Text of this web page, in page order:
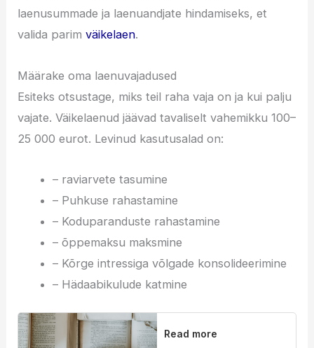
laenusummade ja laenuandjate hindamiseks, et
valida parimväikelaen.
Määrake oma laenuvajadused
Esiteks otsustage, miks teil raha vaja on ja kui palju
vajate. Väikelaenud jäävad tavaliselt vahemikku 100–
25 000 eurot. Levinud kasutusalad on:
– raviarvete tasumine
– Puhkuse rahastamine
– Koduparanduste rahastamine
– õppemaksu maksmine
– Kõrge intressiga võlgade konsolideerimine
– Hädaabikulude katmine
Read more